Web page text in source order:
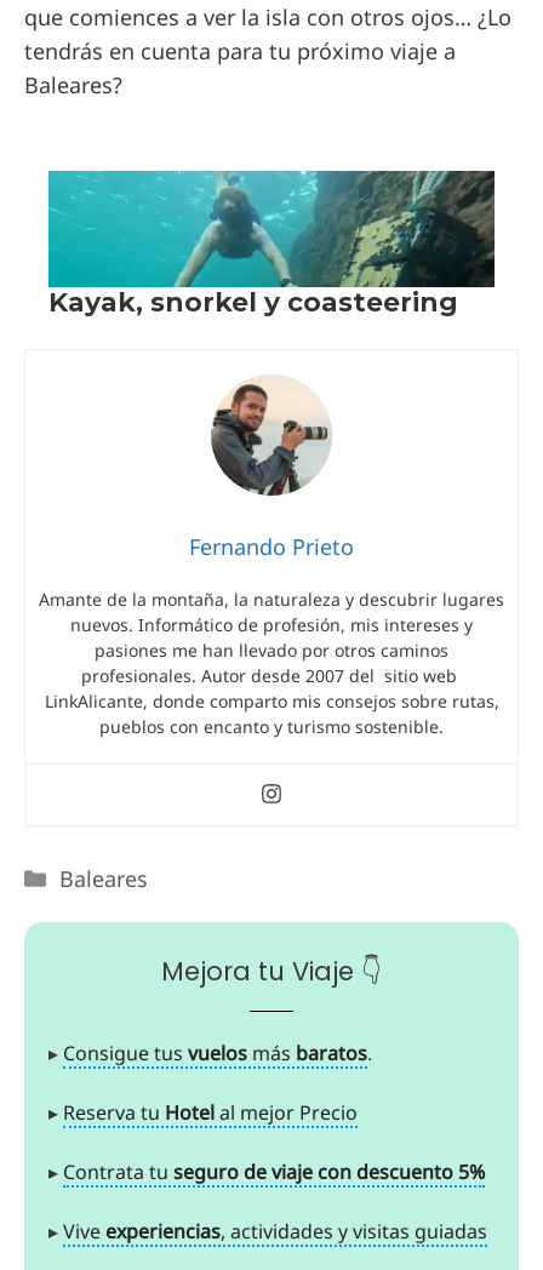
que comiences a ver la isla con otros ojos… ¿Lo
tendrás en cuenta para tu próximo viaje a
Baleares?
Fernando Prieto
Amante de la montaña, la naturaleza y descubrir lugares
nuevos. Informático de profesión, mis intereses y
pasiones me han llevado por otros caminos
profesionales. Autor desde 2007 del sitio web
LinkAlicante, donde comparto mis consejos sobre rutas,
pueblos con encanto y turismo sostenible.
Baleares
Mejora tu Viaje 👇
▸ Consigue tus vuelos más baratos.
▸ Reserva tu Hotelal mejor Precio
▸ Contrata tu seguro de viaje con descuento 5%
▸Vive experiencias, actividades y visitas guiadas